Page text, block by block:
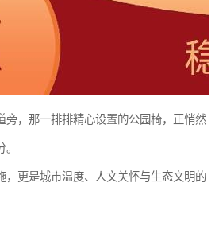
旁，那一排排精心设置的公园椅，正悄然
，更是城市温度、人文关怀与生态文明的